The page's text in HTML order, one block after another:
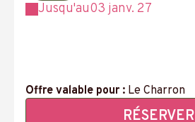
Jusqu'au03 janv. 27
Offre valable pour : Le Charron
RÉSERVER